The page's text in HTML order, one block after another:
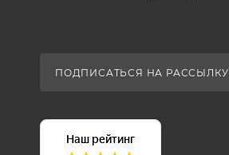
ПОДПИСАТЬСЯ НА РАССЫЛКУ